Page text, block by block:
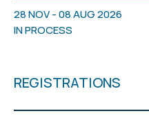
28 NOV - 08 AUG 2026
IN PROCESS
REGISTRATIONS